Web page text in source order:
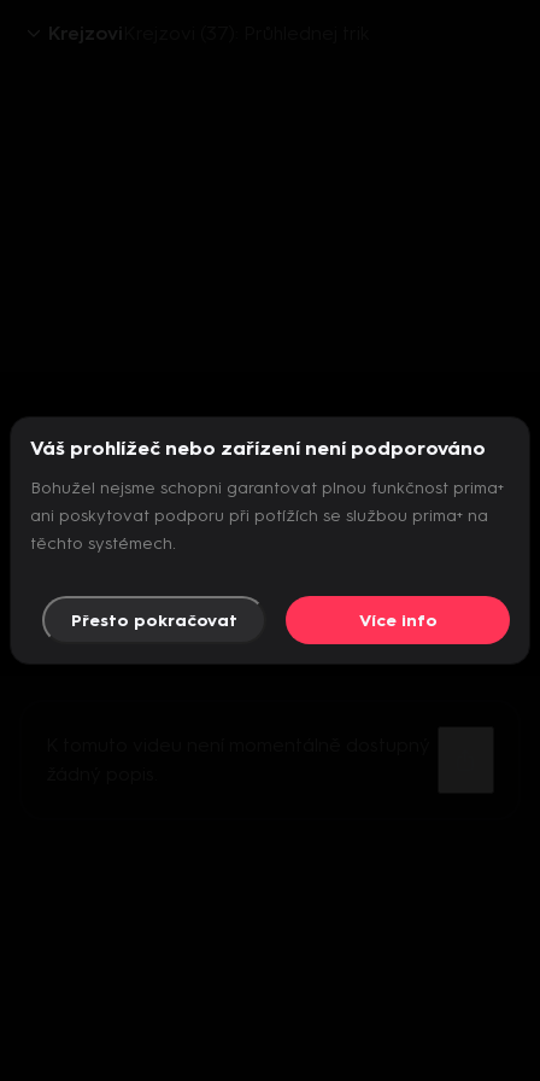
Krejzovi
Nepodařilo se inicializovat přehrávač
Váš prohlížeč nebo zařízení není podporováno
Bohužel nejsme schopni garantovat plnou funkčnost prima+
ani poskytovat podporu při potížích se službou prima+ na
těchto systémech.
Přesto pokračovat Více info